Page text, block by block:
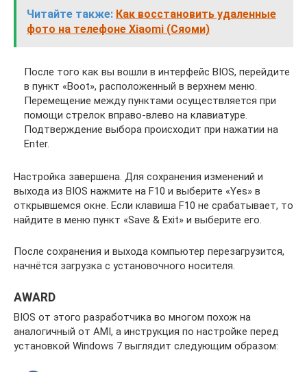
Читайте также: Как восстановить удаленные
фото на телефоне Xiaomi (Сяоми)
После того как вы вошли в интерфейс BIOS, перейдите
в пункт «Boot», расположенный в верхнем меню.
Перемещение между пунктами осуществляется при
помощи стрелок вправо-влево на клавиатуре.
Подтверждение выбора происходит при нажатии на
Enter.
Настройка завершена. Для сохранения изменений и
выхода из BIOS нажмите на F10 и выберите «Yes» в
открывшемся окне. Если клавиша F10 не срабатывает, то
найдите в меню пункт «Save & Exit» и выберите его.
После сохранения и выхода компьютер перезагрузится,
начнётся загрузка с установочного носителя.
AWARD
BIOS от этого разработчика во многом похож на
аналогичный от AMI, а инструкция по настройке перед
установкой Windows 7 выглядит следующим образом: